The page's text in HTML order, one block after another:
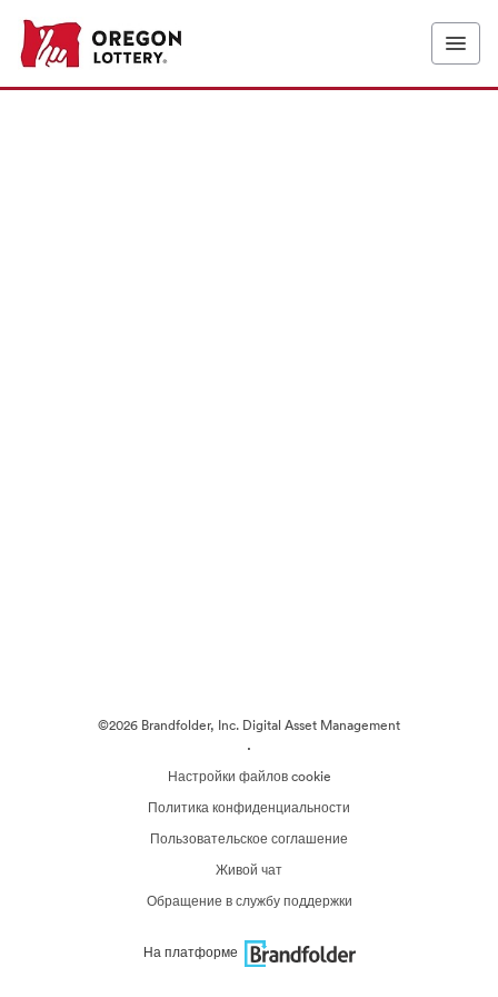
©2026 Brandfolder, Inc. Digital Asset Management
·
Настройки файлов cookie
Политика конфиденциальности
Пользовательское соглашение
Живой чат
Обращение в службу поддержки
На платформе